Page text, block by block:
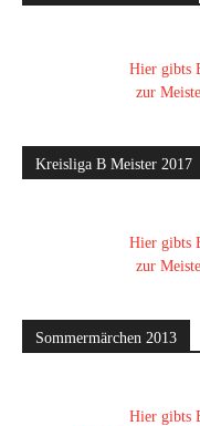
Hier gibts
zur
Kreisliga B Meister 2017
Hier gibts
zur
Sommermärchen 2013
Hier gibts